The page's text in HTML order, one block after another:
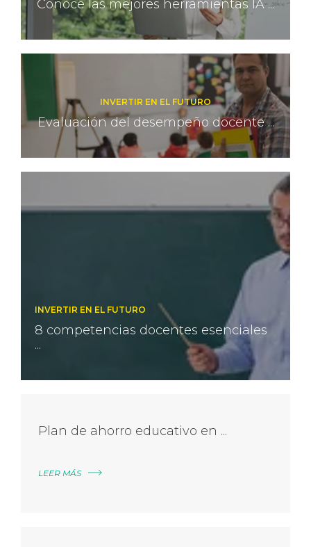
Conoce las mejores herramientas IA ...
INVERTIR EN EL FUTURO
Evaluación del desempeño docente ...
INVERTIR EN EL FUTURO
8 competencias docentes esenciales
...
Plan de ahorro educativo en ...
LEER MÁS